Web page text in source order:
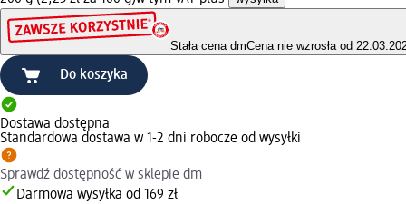
Stała cena dmCena nie wzrosła od
Do koszyka
Dostawa dostępna
Standardowa dostawa w 1-2 dni robocze od wysyłki
Sprawdź dostępność w sklepie dm
Darmowa wysyłka od 169 zł